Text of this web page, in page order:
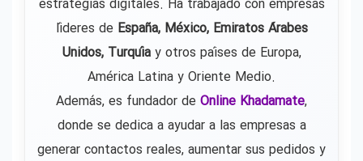
estrategias digitales. Ha trabajado con empresas
líderes de España, México, Emiratos Árabes
Unidos, Turquíay otros países de Europa,
América Latina y Oriente Medio.
Además, es fundador de Online Khadamate,
donde se dedica a ayudar a las empresas a
generar contactos reales, aumentar sus pedidos y